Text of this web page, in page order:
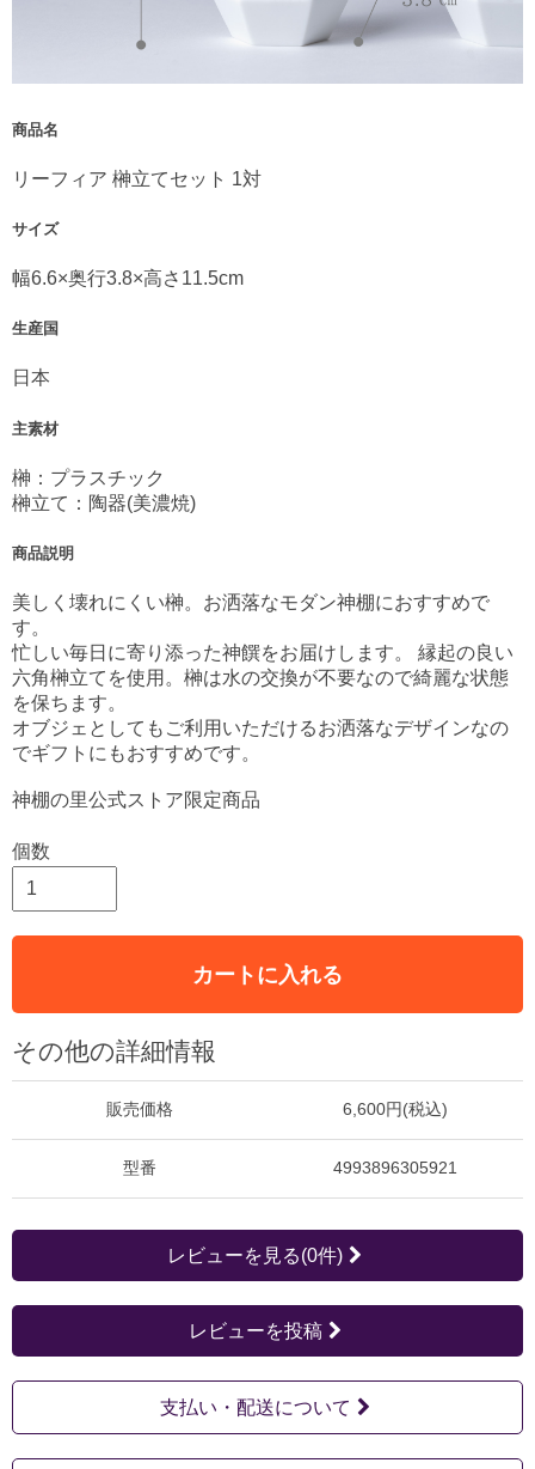
商品名
リーフィア 榊立てセット 1対
サイズ
幅6.6×奥行3.8×高さ11.5cm
生産国
日本
主素材
榊：プラスチック
榊立て：陶器(美濃焼)
商品説明
美しく壊れにくい榊。お洒落なモダン神棚におすすめで
す。
忙しい毎日に寄り添った神饌をお届けします。 縁起の良い
六角榊立てを使用。榊は水の交換が不要なので綺麗な状態
を保ちます。
オブジェとしてもご利用いただけるお洒落なデザインなの
でギフトにもおすすめです。
神棚の里公式ストア限定商品
個数
カートに入れる
その他の詳細情報
販売価格 6,600円(税込)
型番 4993896305921
レビューを見る(0件)
レビューを投稿
支払い・配送について